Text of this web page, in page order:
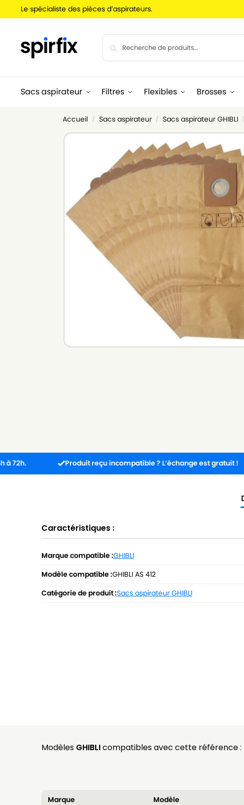
Le spécialiste des pièces d’aspirateurs.
Sacs aspirateur Filtres Flexibles Brosses
Accueil / Sacs aspirateur / Sacs aspirateur GHIBLI /
Produit reçu incompatible ? L’échange est gratuit !
Caractéristiques :
Marque compatible :GHIBLI
Modèle compatible :GHIBLI AS 412
Catégorie de produit :Sacs aspirateur GHIBLI
Modèles GHIBLIcompatibles avec cette référence :
Marque
Modèle